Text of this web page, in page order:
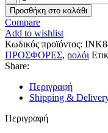
€138,00.είναι:
€96,60.
INK845580
ποσότητα
Προσθήκη στο καλάθι
Compare
Add to wishlist
Κωδικός προϊόντος:
ΠΡΟΣΦΟΡΕΣ, ρολόι
Share:
Περιγραφή
Shipping &
Περιγραφή